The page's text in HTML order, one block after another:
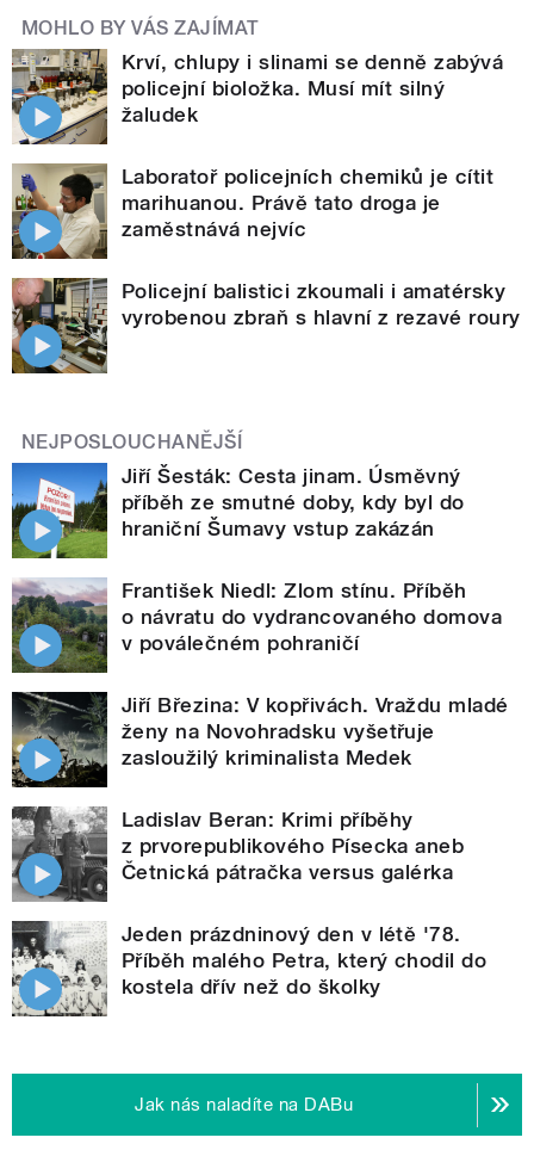
MOHLO BY VÁS ZAJÍMAT
Krví, chlupy i slinami se denně zabývá
policejní bioložka. Musí mít silný
žaludek
Laboratoř policejních chemiků je cítit
marihuanou. Právě tato droga je
zaměstnává nejvíc
Policejní balistici zkoumali i amatérsky
vyrobenou zbraň s hlavní z rezavé roury
NEJPOSLOUCHANĚJŠÍ
Jiří Šesták: Cesta jinam. Úsměvný
příběh ze smutné doby, kdy byl do
hraniční Šumavy vstup zakázán
František Niedl: Zlom stínu. Příběh
o návratu do vydrancovaného domova
v poválečném pohraničí
Jiří Březina: V kopřivách. Vraždu mladé
ženy na Novohradsku vyšetřuje
zasloužilý kriminalista Medek
Ladislav Beran: Krimi příběhy
z prvorepublikového Písecka aneb
Četnická pátračka versus galérka
Jeden prázdninový den v létě '78.
Příběh malého Petra, který chodil do
kostela dřív než do školky
Jak nás naladíte na DABu